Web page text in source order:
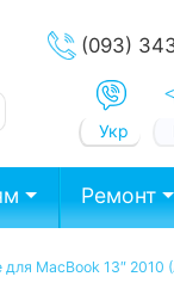
(093)
Укр
Ремонт
MacBook 13″ 2010